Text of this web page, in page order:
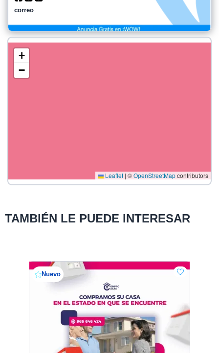
correo
+
−
Leaflet | ©OpenStreetMapcontributors
TAMBIÉN LE PUEDE INTERESAR
Nuevo